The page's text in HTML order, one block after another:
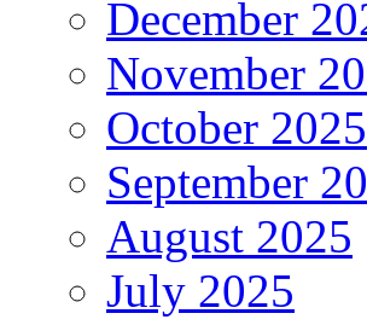
December
November
October 2025
September
August 2025
July 2025